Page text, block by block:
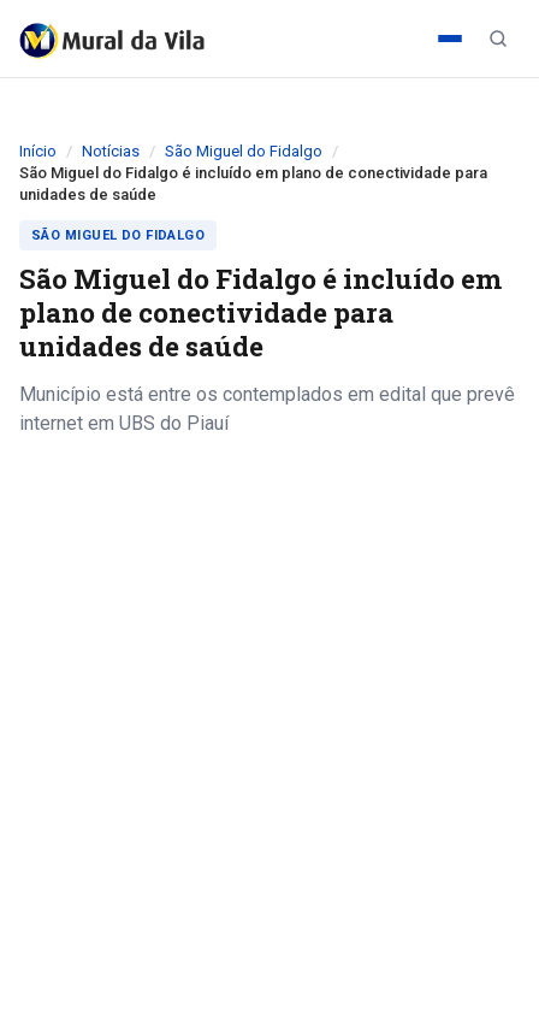
Início Notícias
São Miguel do Fidalgo
São Miguel do Fidalgo é incluído em plano de conectividade para
unidades de saúde
SÃO MIGUEL DO FIDALGO
São Miguel do Fidalgo é incluído em
plano de conectividade para
unidades de saúde
Município está entre os contemplados em edital que prevê
internet em UBS do Piauí